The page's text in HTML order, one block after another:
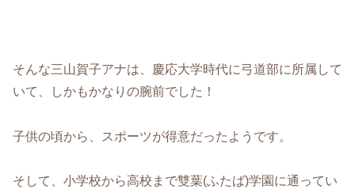
そんな三山賀子アナは、慶応大学時代に弓道部に所属して
いて、しかもかなりの腕前でした！
子供の頃から、スポーツが得意だったようです。
そして、小学校から高校まで雙葉(ふたば)学園に通ってい